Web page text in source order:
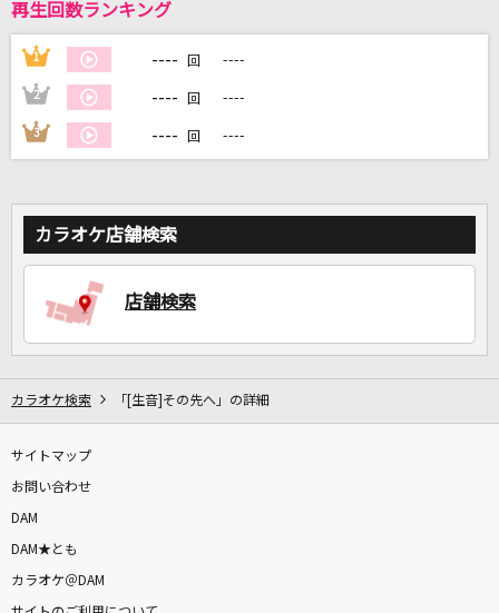
再生回数ランキング
1 ---- 回 ----
2 ---- 回 ----
3 ---- 回 ----
カラオケ店舗検索
店舗検索
カラオケ検索 「[生音]その先へ」の詳細
サイトマップ
お問い合わせ
DAM
DAM★とも
カラオケ＠DAM